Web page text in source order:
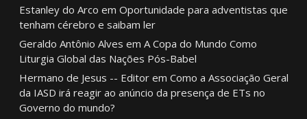
Estanley do Arco em Oportunidade para adventistas que
tenham cérebro e saibam ler
Geraldo Antônio Alves em A Copa do Mundo Como
Liturgia Global das Nações Pós-Babel
Hermano de Jesus -- Editorem Como a Associação Geral
da IASD irá reagir ao anúncio da presença de ETs no
Governo do mundo?